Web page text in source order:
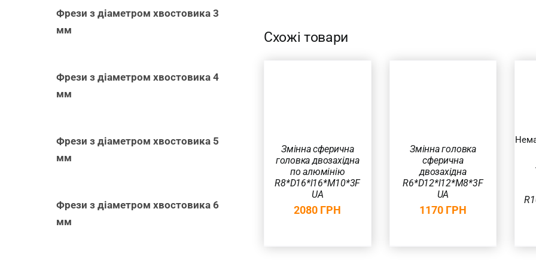
Схожі товари
ДОДАТИ В
Змінна сферична
головка двозахідна
по алюмінію
R8*D16*l16*M10*3F
UA
2080 ГРН
Змінна головка
сферична
двозахідна
R6*D12*l12*M8*3F
UA
1170 ГРН
Фрези з діаметром хвостовика 3
мм
Фрези з діаметром хвостовика 4
мм
Фрези з діаметром хвостовика 5
мм
Фрези з діаметром хвостовика 6
мм